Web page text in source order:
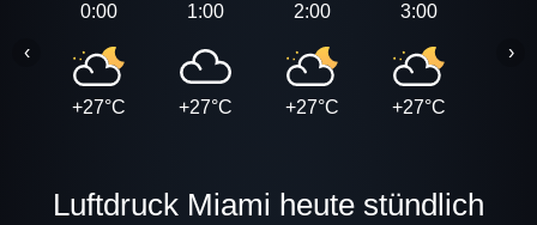
0:00
+27°C
1:00
+27°C
2:00
+27°C
3:00
+27°C
‹ ›
Luftdruck Miami heute stündlich